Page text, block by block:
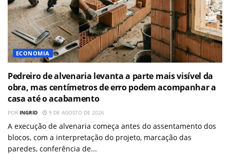
ECONOMIA
Pedreiro de alvenaria levanta a parte mais visível da
obra, mas centímetros de erro podem acompanhar a
casa até o acabamento
POR INGRID 9 DE AGOSTO DE 2026
A execução de alvenaria começa antes do assentamento dos
blocos, com a interpretação do projeto, marcação das
paredes, conferência de...